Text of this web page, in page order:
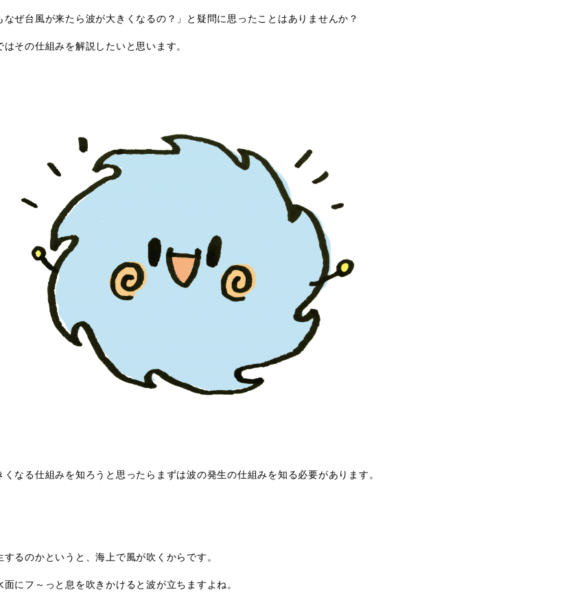
ぜ台風が来たら波が大きくなるの？」と疑問に思ったことはありませんか？
その仕組みを解説したいと思います。
なる仕組みを知ろうと思ったらまずは波の発生の仕組みを知る必要があります。
るのかというと、海上で風が吹くからです。
にフ～っと息を吹きかけると波が立ちますよね。